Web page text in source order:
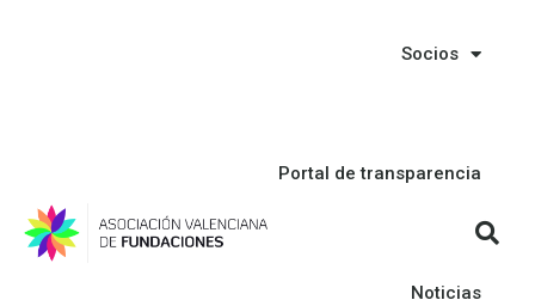
Socios
Portal de transparencia
Noticias